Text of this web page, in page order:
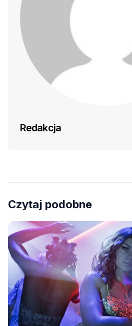
Redakcja
Czytaj podobne